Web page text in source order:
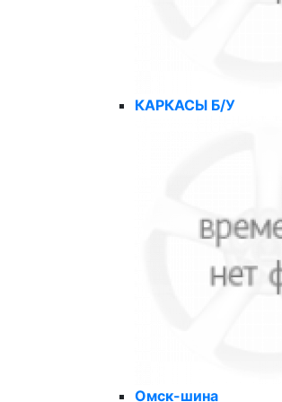
КАРКАСЫ Б/У
Омск-шина